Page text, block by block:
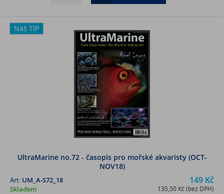
Náš TIP
UltraMarine no.72 - časopis pro mořské akvaristy (OCT-
NOV18)
149 Kč
135,50 Kč (bez DPH)
Art: UM_A-S72_18
Skladem